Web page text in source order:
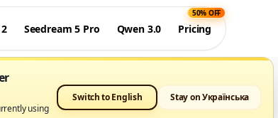
Seedream 5 Pro Qwen 3.0 Pricing
50% OFF
using
Switch to English Stay on Українська